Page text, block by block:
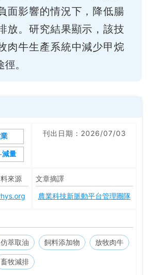
面影響的情況下，降低腸
放。研究結果顯示，該技
肉牛生產系統中減少甲烷
。
減量
刊出日期：2026/07/03
來源
文章摘譯
農業科技新脈動平台管理團隊
萃取油 飼料添加物 放牧肉牛
畜牧減排